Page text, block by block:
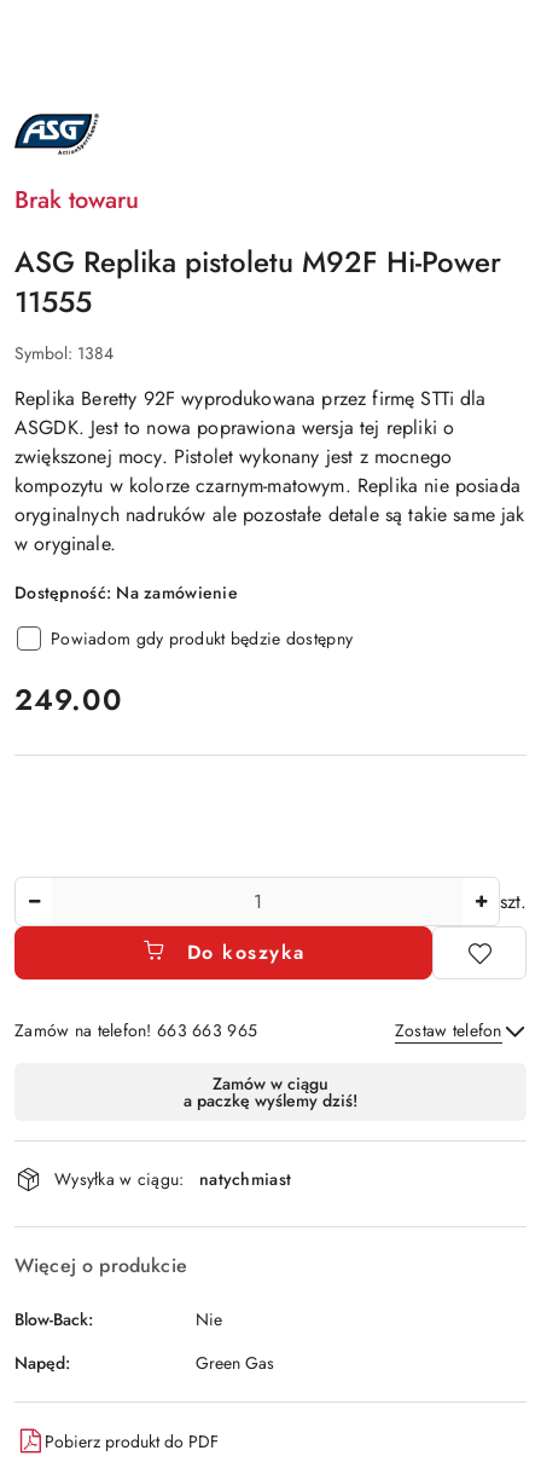
NAZWA
PRODUCENTA:
ASG
Brak towaru
ASG Replika pistoletu M92F Hi-Power
11555
Symbol: 1384
Replika Beretty 92F wyprodukowana przez firmę STTi dla
ASGDK. Jest to nowa poprawiona wersja tej repliki o
zwiększonej mocy. Pistolet wykonany jest z mocnego
kompozytu w kolorze czarnym-matowym. Replika nie posiada
oryginalnych nadruków ale pozostałe detale są takie same jak
w oryginale.
Dostępność: Na zamówienie
Powiadom gdy produkt będzie dostępny
cena:
249.00
szt.
Do koszyka
Zamów na telefon! 663 663 965 Zostaw telefon
Wyślij
dostawa
Zamów w ciągu
a paczkę wyślemy dziś!
Wysyłka w ciągu: natychmiast
Więcej o produkcie
Blow-Back:
Nie
Napęd:
Green Gas
Pobierz produkt do PDF